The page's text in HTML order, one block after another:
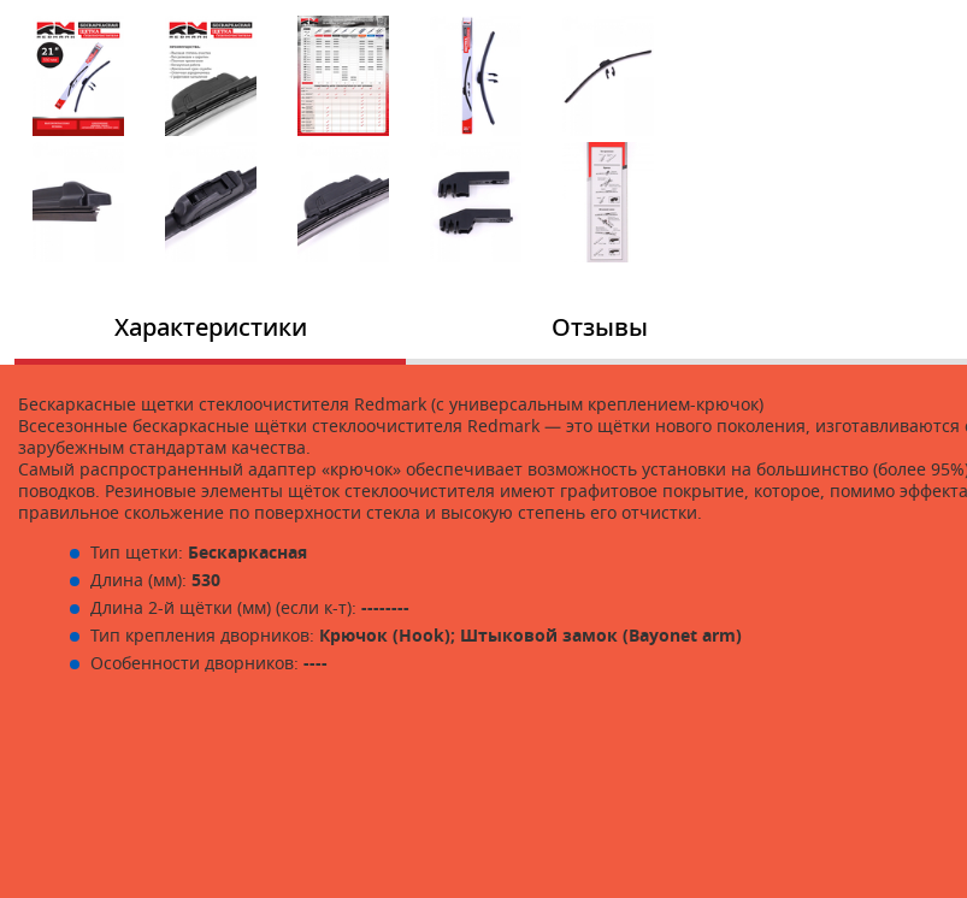
Характеристики
Бескаркасные щетки стеклоочистителя Redmark (c универсальным креплением-крючок)
Всесезонные бескаркасные щётки стеклоочистителя Redmark — это щётки нового поколения,
зарубежным стандартам качества.
Cамый распространенный адаптер «крючок» обеспечивает возможность установки на большинство (более
поводков. Резиновые элементы щёток стеклоочистителя имеют графитовое покрытие, которое, помимо
правильное скольжение по поверхности стекла и высокую степень его отчистки.
Тип щетки: Бескаркасная
Длина (мм): 530
Длина 2-й щётки (мм) (если к-т): --------
Тип крепления дворников: Крючок (Hook); Штыковой замок (Bayonet arm)
Особенности дворников: ----
Отзывы